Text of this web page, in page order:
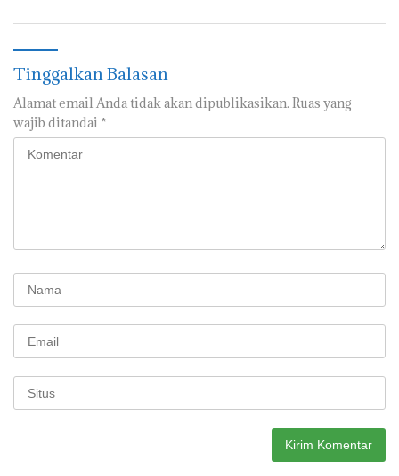
Tinggalkan Balasan
Alamat email Anda tidak akan dipublikasikan. Ruas yang
wajib ditandai *